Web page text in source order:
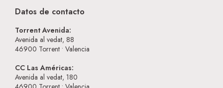
Datos de contacto
Torrent Avenida:
Avenida al vedat, 88
46900 Torrent • Valencia
CC Las Américas:
Avenida al vedat, 180